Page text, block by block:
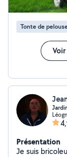
Tonte de
Présentation
Je suis